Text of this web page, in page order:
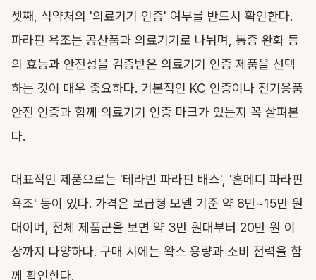
셋째, 식약처의 '의료기기 인증' 여부를 반드시 확인한다.
파라핀 욕조는 공산품과 의료기기로 나뉘며, 통증 완화 등
의 효능과 안전성을 검증받은 의료기기 인증 제품을 선택
하는 것이 매우 중요하다. 기본적인 KC 인증이나 전기용품
안전 인증과 함께 의료기기 인증 마크가 있는지 꼭 살펴본
다.
대표적인 제품으로는 '테라빈 파라핀 배스', '홈메디 파라핀
욕조' 등이 있다. 가격은 보급형 모델 기준 약 8만~15만 원
대이며, 전체 제품군을 보면 약 3만 원대부터 20만 원 이
상까지 다양하다. 구매 시에는 왁스 용량과 소비 전력을 함
께 확인한다.